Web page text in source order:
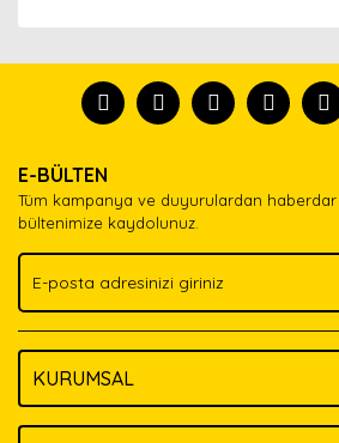
tanısın.
formunu kullanarak tarafımıza
Görüş ve önerileriniz için teşekkür
Ürün açıklamasında eksik bilgiler
Ürün bilgilerinde hatalar bulunuyor.
Ürün fiyatı diğer sitelerden daha
Bu ürüne benzer farklı alternatifler
E-BÜLTEN
Tüm kampanya ve duyurulardan
bültenimize kaydolunuz.
KURUMSAL